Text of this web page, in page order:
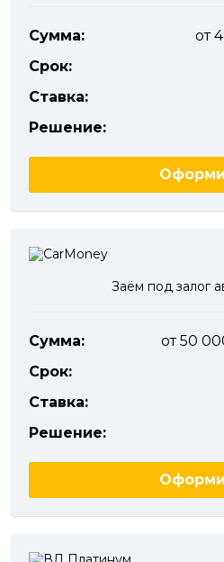
Сумма:
от
Срок:
Ставка:
Решение:
Заём под залог
Сумма:
от 50
Срок:
Ставка:
Решение: